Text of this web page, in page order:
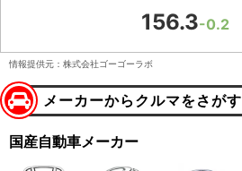
156.3-0.2
情報提供元：株式会社ゴーゴーラボ
メーカーからクルマをさがす
国産自動車メーカー